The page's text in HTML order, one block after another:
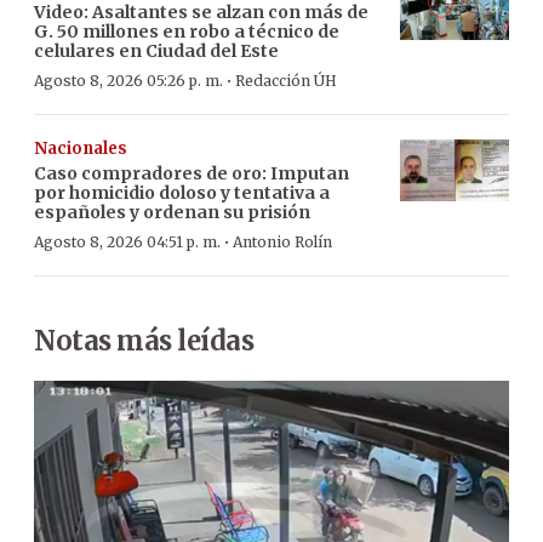
Video: Asaltantes se alzan con más de
G. 50 millones en robo a técnico de
celulares en Ciudad del Este
Agosto 8, 2026 05:26 p. m. · Redacción ÚH
Nacionales
Caso compradores de oro: Imputan
por homicidio doloso y tentativa a
españoles y ordenan su prisión
Agosto 8, 2026 04:51 p. m. · Antonio Rolín
Notas más leídas